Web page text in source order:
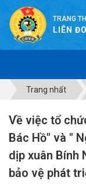
TRANG
LIÊN
Trang nhất
Về việc tổ
Bác Hồ" và "
dịp xuân Bính
bảo vệ phát